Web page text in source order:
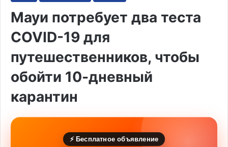
Мауи потребует два теста
COVID-19 для
путешественников, чтобы
обойти 10-дневный
карантин
⚡ Бесплатное объявление